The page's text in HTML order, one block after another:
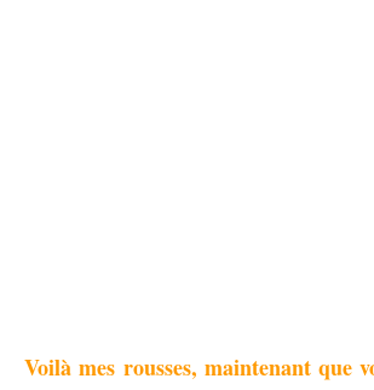
Voilà mes rousses, maintenant que